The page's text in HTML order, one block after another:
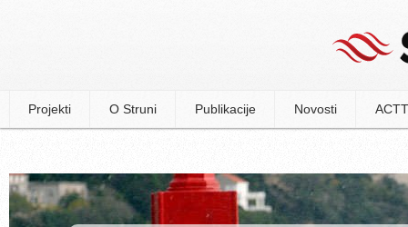
Projekti O Struni Publikacije Novosti